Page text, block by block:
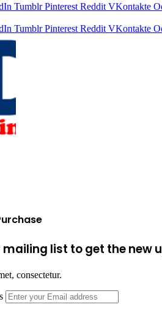
Tumblr Pinterest Reddit VKontakte
Tumblr Pinterest Reddit VKontakte
mailing list to get the new
consectetur.